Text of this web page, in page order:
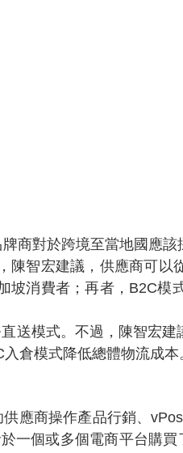
對於跨境至當地國應該
智宏建議，供應商可
消費者；再者，B2C模
模式。不過，陳智宏建
倉模式降低總體物流成本
商操作產品行銷、
一個或多個電商平台購